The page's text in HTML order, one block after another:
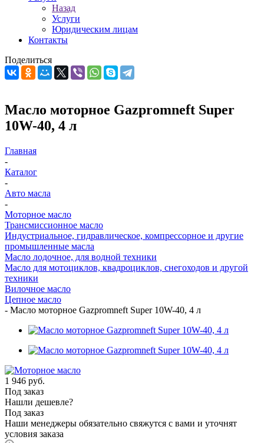
Назад
Услуги
Юридическим лицам
Контакты
Поделиться
Масло моторное Gazpromneft Super
10W-40, 4 л
Главная
-
Каталог
-
Авто масла
-
Моторное масло
Трансмиссионное масло
Индустриальное, гидравлическое, компрессорное и другие
промышленные масла
Масло лодочное, для водной техники
Масло для мотоциклов, квадроциклов, снегоходов и другой
техники
Вилочное масло
Цепное масло
- Масло моторное Gazpromneft Super 10W-40, 4 л
1 946 руб.
Под заказ
Нашли дешевле?
Под заказ
Наши менеджеры обязательно свяжутся с вами и уточнят
условия заказа